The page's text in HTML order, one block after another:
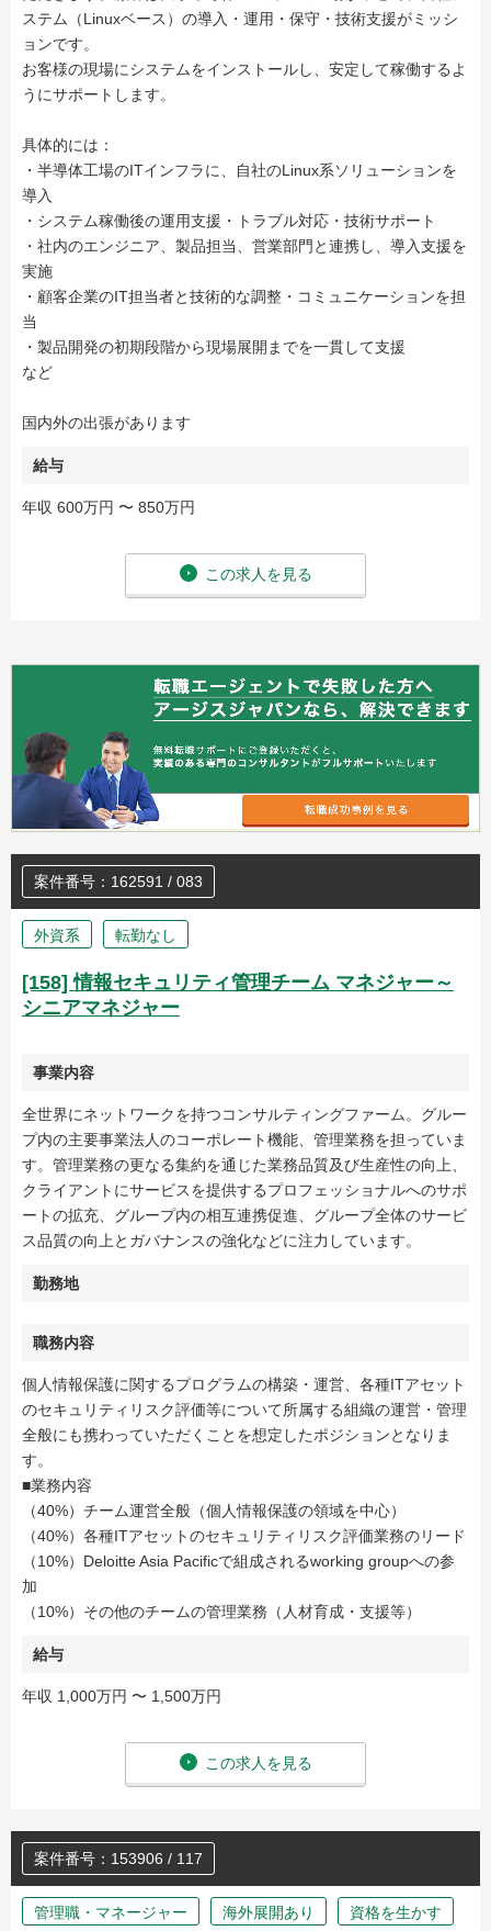
ステム（Linuxベース）の導入・運用・保守・技術支援がミッシ
ョンです。
お客様の現場にシステムをインストールし、安定して稼働するよ
うにサポートします。
具体的には：
・半導体工場のITインフラに、自社のLinux系ソリューションを
導入
・システム稼働後の運用支援・トラブル対応・技術サポート
・社内のエンジニア、製品担当、営業部門と連携し、導入支援を
実施
・顧客企業のIT担当者と技術的な調整・コミュニケーションを担
当
・製品開発の初期段階から現場展開までを一貫して支援
など
国内外の出張があります
給与
年収 600万円 〜 850万円
この求人を見る
案件番号：162591 / 083
外資系 転勤なし
[158] 情報セキュリティ管理チーム マネジャー～
シニアマネジャー
事業内容
全世界にネットワークを持つコンサルティングファーム。グルー
プ内の主要事業法人のコーポレート機能、管理業務を担っていま
す。管理業務の更なる集約を通じた業務品質及び生産性の向上、
クライアントにサービスを提供するプロフェッショナルへのサポ
ートの拡充、グループ内の相互連携促進、グループ全体のサービ
ス品質の向上とガバナンスの強化などに注力しています。
勤務地
職務内容
個人情報保護に関するプログラムの構築・運営、各種ITアセット
のセキュリティリスク評価等について所属する組織の運営・管理
全般にも携わっていただくことを想定したポジションとなりま
す。
■業務内容
（40%）チーム運営全般（個人情報保護の領域を中心）
（40%）各種ITアセットのセキュリティリスク評価業務のリード
（10%）Deloitte Asia Pacificで組成されるworking groupへの参
加
（10%）その他のチームの管理業務（人材育成・支援等）
給与
年収 1,000万円 〜 1,500万円
この求人を見る
案件番号：153906 / 117
管理職・マネージャー 海外展開あり 資格を生かす